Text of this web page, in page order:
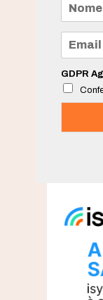
m
e
a
i
*
GDPR